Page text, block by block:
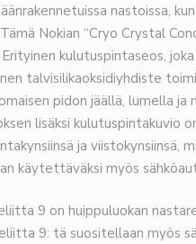
nastoissa,
Nokian “Cryo Crystal
kulutuspintaseos,
talvisilikaoksidiyhdiste
pidon jäällä, lumella ja
lisäksi kulutuspintakuvio
ja viistokynsiinsä,
käytettäväksi myös
9 on huippuluokan
9: tä suositellaan myös